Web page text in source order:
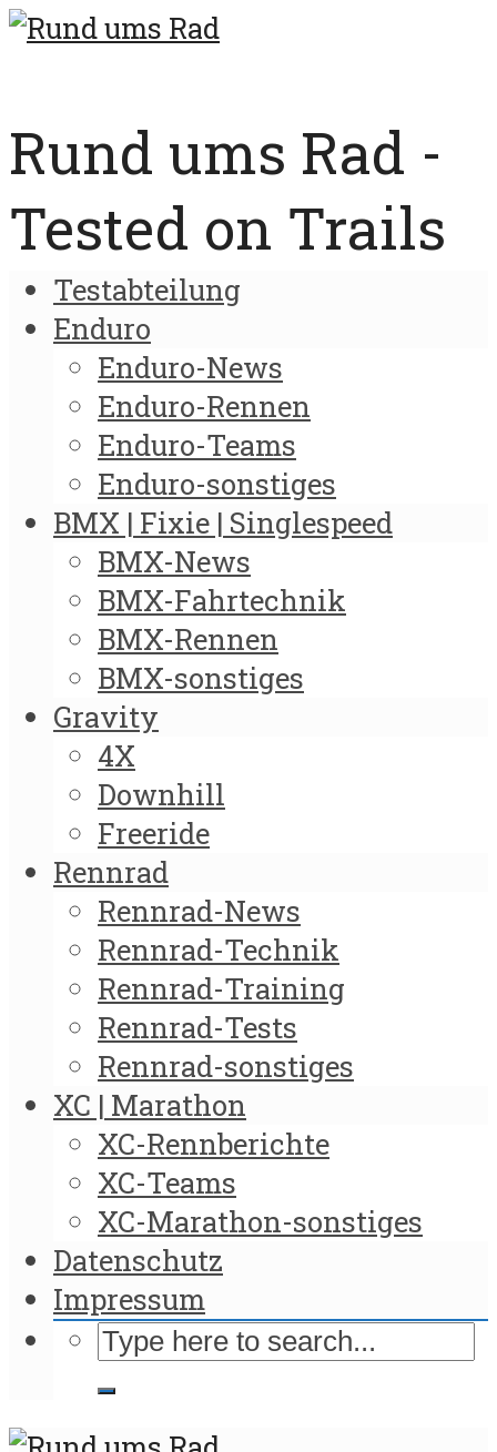
Rund ums Rad -
Tested on Trails
Testabteilung
Enduro
Enduro-News
Enduro-Rennen
Enduro-Teams
Enduro-sonstiges
BMX | Fixie | Singlespeed
BMX-News
BMX-Fahrtechnik
BMX-Rennen
BMX-sonstiges
Gravity
4X
Downhill
Freeride
Rennrad
Rennrad-News
Rennrad-Technik
Rennrad-Training
Rennrad-Tests
Rennrad-sonstiges
XC | Marathon
XC-Rennberichte
XC-Teams
XC-Marathon-sonstiges
Datenschutz
Impressum